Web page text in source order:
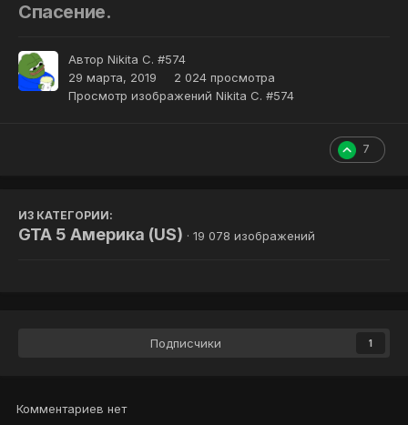
Спасение.
Автор Nikita C. #574
29 марта, 2019
2 024 просмотра
Просмотр изображений Nikita C. #574
7
ИЗ КАТЕГОРИИ:
GTA 5 Америка (US) · 19 078 изображений
Подписчики 1
Комментариев нет